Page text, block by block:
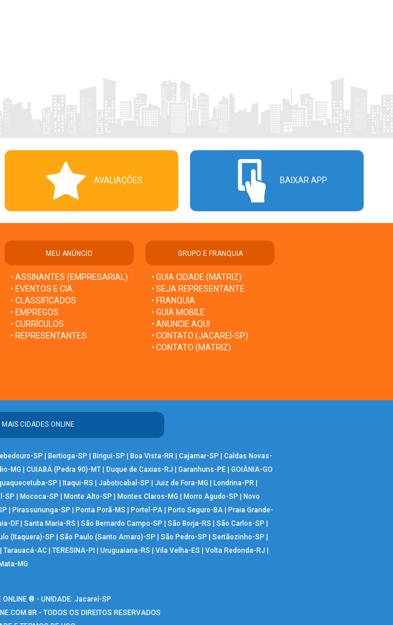
AVALIAÇÕES BAIXAR APP
MEU ANÚNCIO
• ASSINANTES (EMPRESARIAL)
• EVENTOS E CIA
• CLASSIFICADOS
• EMPREGOS
• CURRÍCULOS
• REPRESENTANTES
GRUPO E FRANQUIA
• GUIA CIDADE (MATRIZ)
• SEJA REPRESENTANTE
• FRANQUIA
• GUIA MOBILE
• ANUNCIE AQUI
• CONTATO (JACAREÍ-SP)
• CONTATO (MATRIZ)
MAIS CIDADES ONLINE
SP | Bertioga-SP | Birigui-SP | Boa Vista-RR | Cajamar-SP | Caldas Novas-
MG | CUIABÁ (Pedra 90)-MT | Duque de Caxias-RJ | Garanhuns-PE | GOIÂNIA-GO
SP | Itaqui-RS | Jaboticabal-SP | Juiz de Fora-MG | Londrina-PR |
SP | Mococa-SP | Monte Alto-SP | Montes Claros-MG | Morro Agudo-SP | Novo
| Pirassununga-SP | Ponta Porã-MS | Portel-PA| Porto Seguro-BA| Praia Grande-
DF| Santa Maria-RS | São Bernardo Campo-SP | São Borja-RS | São Carlos-SP |
(Itaquera)-SP | São Paulo (Santo Amaro)-SP | São Pedro-SP | Sertãozinho-SP |
Tarauacá-AC| TERESINA-PI | Uruguaiana-RS | Vila Velha-ES | Volta Redonda-RJ |
MG
ONLINE ® - UNIDADE: Jacareí-SP
- TODOS OS DIREITOS RESERVADOS